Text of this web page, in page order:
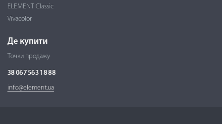
ELEMENT Classic
Vivacolor
Де купити
Точки продажу
38 067 563 18 88
info@element.ua